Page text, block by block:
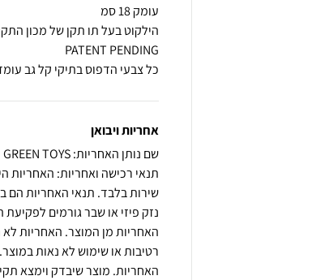
כל צבעי הדפוס בתיקי קל גב
אחריות ויבואן
שם נותן האחריות: GREEN TOYS
שירות בלבד. תנאי האחריות הם
נזק פיזי או שבר גורמים
האחריות מן המוצר. האחריות
רטיבות או שימוש לא נאות